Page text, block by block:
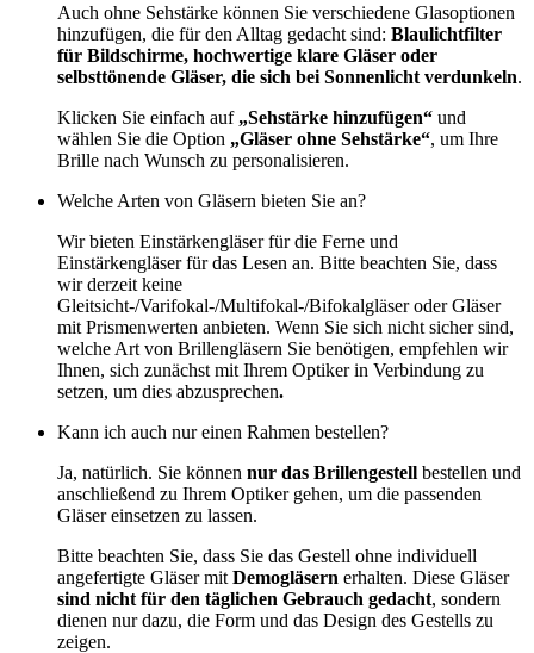
Auch ohne Sehstärke können Sie verschiedene Glasoptionen
hinzufügen, die für den Alltag gedacht sind: Blaulichtfilter
für Bildschirme, hochwertige klare Gläser oder
selbsttönende Gläser, die sich bei Sonnenlicht verdunkeln.
Klicken Sie einfach auf „Sehstärke hinzufügen“ und
wählen Sie die Option „Gläser ohne Sehstärke“, um Ihre
Brille nach Wunsch zu personalisieren.
Welche Arten von Gläsern bieten Sie an?
Wir bieten Einstärkengläser für die Ferne und
Einstärkengläser für das Lesen an. Bitte beachten Sie, dass
wir derzeit keine
Gleitsicht-/Varifokal-/Multifokal-/Bifokalgläser oder Gläser
mit Prismenwerten anbieten. Wenn Sie sich nicht sicher sind,
welche Art von Brillengläsern Sie benötigen, empfehlen wir
Ihnen, sich zunächst mit Ihrem Optiker in Verbindung zu
setzen, um dies abzusprechen.
Kann ich auch nur einen Rahmen bestellen?
Ja, natürlich. Sie können nur das Brillengestell bestellen und
anschließend zu Ihrem Optiker gehen, um die passenden
Gläser einsetzen zu lassen.
Bitte beachten Sie, dass Sie das Gestell ohne individuell
angefertigte Gläser mit Demogläsern erhalten. Diese Gläser
sind nicht für den täglichen Gebrauch gedacht, sondern
dienen nur dazu, die Form und das Design des Gestells zu
zeigen.